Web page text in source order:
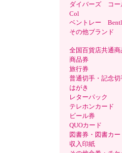
ダイバーズ コ
Col
ベントレー
その他ブランド
全国百貨店共通商
商品券
旅行券
普通切手・記念切
はがき
レターパック
テレホンカード
ビール券
QUOカード
図書券・図書カー
収入印紙